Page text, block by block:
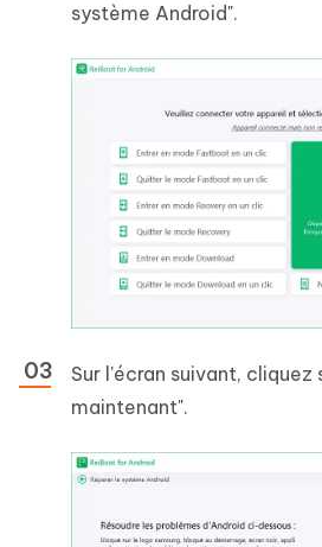
système Android".
Sur l'écran suivant, cliquez
maintenant".